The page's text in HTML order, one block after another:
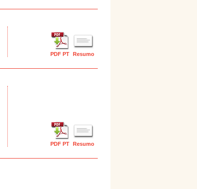
PDF PT Resumo
PDF PT Resumo